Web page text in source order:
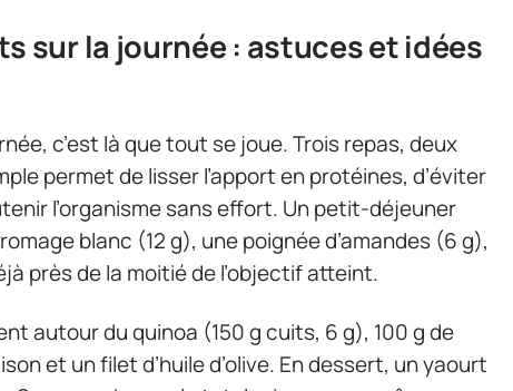
sur la journée : astuces et idées
c’est là que tout se joue. Trois repas, deux
permet de lisser l’apport en protéines, d’éviter
l’organisme sans effort. Un petit-déjeuner
blanc (12 g), une poignée d’amandes (6 g),
près de la moitié de l’objectif atteint.
autour du quinoa (150 g cuits, 6 g), 100 g de
et un filet d’huile d’olive. En dessert, un yaourt